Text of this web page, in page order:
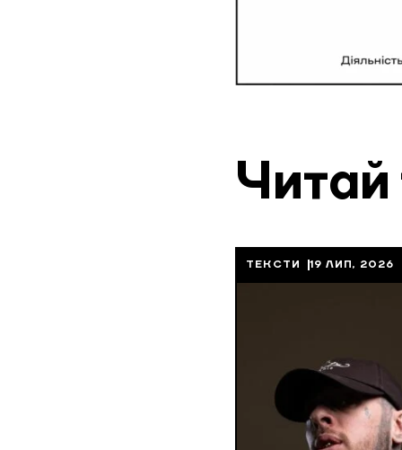
ТЕКСТИ 19 ЛИП, 2026